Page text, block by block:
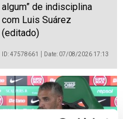
algum” de indisciplina
com Luis Suárez
(editado)
ID: 47578661 Date: 07/08/2026 17:13